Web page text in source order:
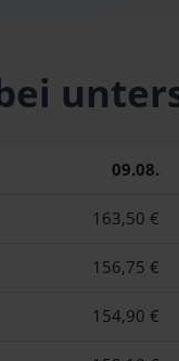
09.08.
163,50 €
156,75 €
154,90 €